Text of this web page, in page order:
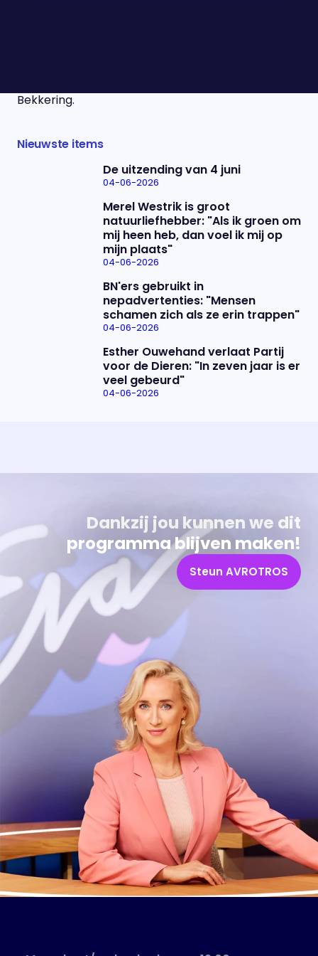
Bekkering.
Nieuwste items
De uitzending van 4 juni
04-06-2026
Merel Westrik is groot
natuurliefhebber: "Als ik groen om
mij heen heb, dan voel ik mij op
mijn plaats"
04-06-2026
BN'ers gebruikt in
nepadvertenties: "Mensen
schamen zich als ze erin trappen"
04-06-2026
Esther Ouwehand verlaat Partij
voor de Dieren: "In zeven jaar is er
veel gebeurd"
04-06-2026
Dankzij jou kunnen we dit
programma blijven maken!
Steun AVROTROS